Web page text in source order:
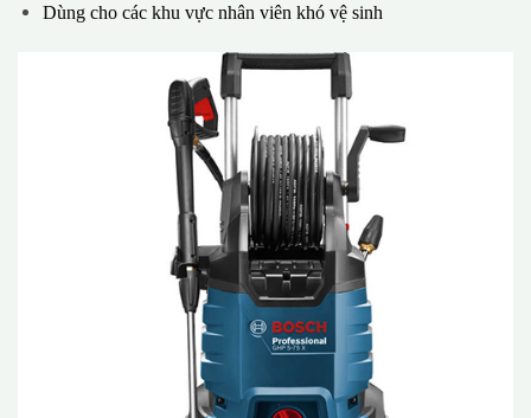
Dùng cho các khu vực nhân viên khó vệ sinh